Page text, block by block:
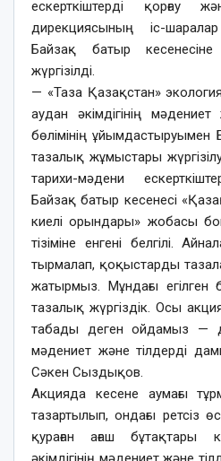
ескерткіштерді қорғау
дирекциясының іс-
Байзақ батыр
жүргізілді.
— «Таза Қазақстан»
аудан әкімдігінің
бөлімінің ұйымдастыруымен
тазалық жұмыстары
тарихи-мәдени
Байзақ батыр кесенесі
киелі орындары» жобасы
тізіміне енгені белгілі.
тырмалап, қоқыстарды
жатырмыз. Мұндағы егілген
тазалық жүргіздік. Осы
табады деген ойдамыз —
мәдениет және тілдерді
Сәкен Сыздықов.
Акцияда кесене аумағы
тазартылып, ондағы ретсіз
қураған ағаш бұтақтары